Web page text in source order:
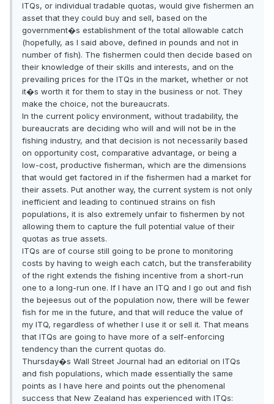
ITQs, or individual tradable quotas, would give fishermen an
asset that they could buy and sell, based on the
government�s establishment of the total allowable catch
(hopefully, as I said above, defined in pounds and not in
number of fish). The fishermen could then decide based on
their knowledge of their skills and interests, and on the
prevailing prices for the ITQs in the market, whether or not
it�s worth it for them to stay in the business or not. They
make the choice, not the bureaucrats.
In the current policy environment, without tradability, the
bureaucrats are deciding who will and will not be in the
fishing industry, and that decision is not necessarily based
on opportunity cost, comparative advantage, or being a
low-cost, productive fisherman, which are the dimensions
that would get factored in if the fishermen had a market for
their assets. Put another way, the current system is not only
inefficient and leading to continued strains on fish
populations, it is also extremely unfair to fishermen by not
allowing them to capture the full potential value of their
quotas as true assets.
ITQs are of course still going to be prone to monitoring
costs by having to weigh each catch, but the transferability
of the right extends the fishing incentive from a short-run
one to a long-run one. If I have an ITQ and I go out and fish
the bejeesus out of the population now, there will be fewer
fish for me in the future, and that will reduce the value of
my ITQ, regardless of whether I use it or sell it. That means
that ITQs are going to have more of a self-enforcing
tendency than the current quotas do.
Thursday�s Wall Street Journal had an editorial on ITQs
and fish populations, which made essentially the same
points as I have here and points out the phenomenal
success that New Zealand has experienced with ITQs: